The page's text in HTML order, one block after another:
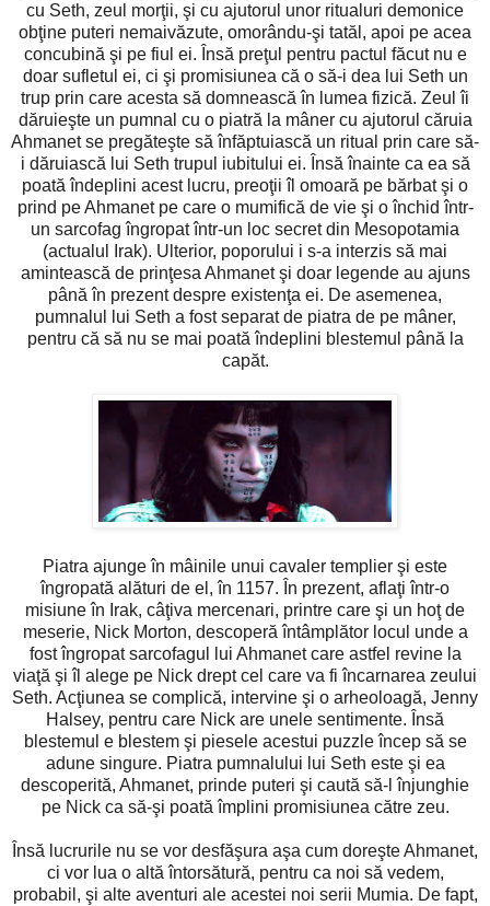
cu Seth, zeul morţii, şi cu ajutorul unor ritualuri demonice
obţine puteri nemaivăzute, omorându-şi tatăl, apoi pe acea
concubină şi pe fiul ei. Însă preţul pentru pactul făcut nu e
doar sufletul ei, ci şi promisiunea că o să-i dea lui Seth un
trup prin care acesta să domnească în lumea fizică. Zeul îi
dăruieşte un pumnal cu o piatră la mâner cu ajutorul căruia
Ahmanet se pregăteşte să înfăptuiască un ritual prin care să-
i dăruiască lui Seth trupul iubitului ei. Însă înainte ca ea să
poată îndeplini acest lucru, preoţii îl omoară pe bărbat şi o
prind pe Ahmanet pe care o mumifică de vie şi o închid într-
un sarcofag îngropat într-un loc secret din Mesopotamia
(actualul Irak). Ulterior, poporului i s-a interzis să mai
amintească de prinţesa Ahmanet şi doar legende au ajuns
până în prezent despre existenţa ei. De asemenea,
pumnalul lui Seth a fost separat de piatra de pe mâner,
pentru că să nu se mai poată îndeplini blestemul până la
capăt.
Piatra ajunge în mâinile unui cavaler templier şi este
îngropată alături de el, în 1157. În prezent, aflaţi într-o
misiune în Irak, câţiva mercenari, printre care şi un hoţ de
meserie, Nick Morton, descoperă întâmplător locul unde a
fost îngropat sarcofagul lui Ahmanet care astfel revine la
viaţă şi îl alege pe Nick drept cel care va fi încarnarea zeului
Seth. Acţiunea se complică, intervine şi o arheoloagă, Jenny
Halsey, pentru care Nick are unele sentimente. Însă
blestemul e blestem şi piesele acestui puzzle încep să se
adune singure. Piatra pumnalului lui Seth este şi ea
descoperită, Ahmanet, prinde puteri şi caută să-l înjunghie
pe Nick ca să-şi poată împlini promisiunea către zeu.
Însă lucrurile nu se vor desfăşura aşa cum doreşte Ahmanet,
ci vor lua o altă întorsătură, pentru ca noi să vedem,
probabil, şi alte aventuri ale acestei noi serii Mumia. De fapt,